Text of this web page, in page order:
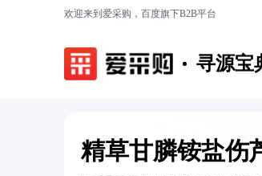
欢迎来到爱采购，百度旗下B2B平台
寻源宝
精草甘膦铵盐伤